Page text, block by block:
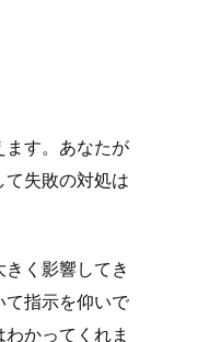
ます。あなたが
失敗の対処は
く影響してき
て指示を仰いで
かってくれま